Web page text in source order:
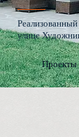
улице
Проекты